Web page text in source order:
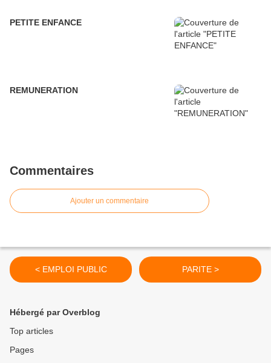
PETITE ENFANCE
REMUNERATION
Commentaires
Ajouter un commentaire
< EMPLOI PUBLIC PARITE >
Hébergé par Overblog
Top articles
Pages